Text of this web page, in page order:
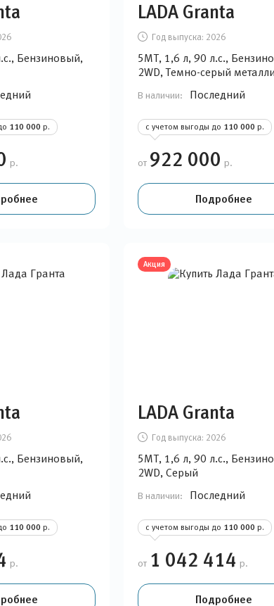
Бензиновый,
110 000 р.
р.
LADA Granta
Год выпуска: 2026
5MT, 1,6 л, 90 л.с.,
2WD, Темно-серый
В наличии: Последний
с учетом выгоды до 110 000 р.
от 922 000 р.
Подробнее
Бензиновый,
110 000 р.
р.
Акция
LADA Granta
Год выпуска: 2026
5MT, 1,6 л, 90 л.с.,
2WD, Серый
В наличии: Последний
с учетом выгоды до 110 000 р.
от 1 042 414 р.
Подробнее